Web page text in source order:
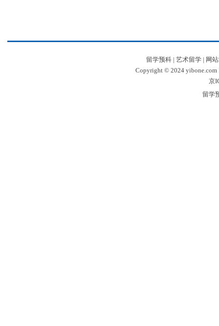
留学预科| 艺术留学| 网
Copyright © 2024 yibone.com
京
留学